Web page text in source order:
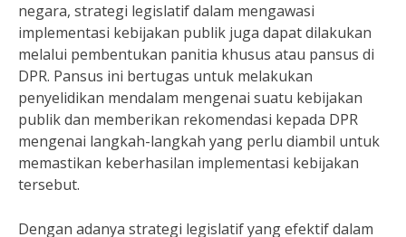
negara, strategi legislatif dalam mengawasi
implementasi kebijakan publik juga dapat dilakukan
melalui pembentukan panitia khusus atau pansus di
DPR. Pansus ini bertugas untuk melakukan
penyelidikan mendalam mengenai suatu kebijakan
publik dan memberikan rekomendasi kepada DPR
mengenai langkah-langkah yang perlu diambil untuk
memastikan keberhasilan implementasi kebijakan
tersebut.
Dengan adanya strategi legislatif yang efektif dalam